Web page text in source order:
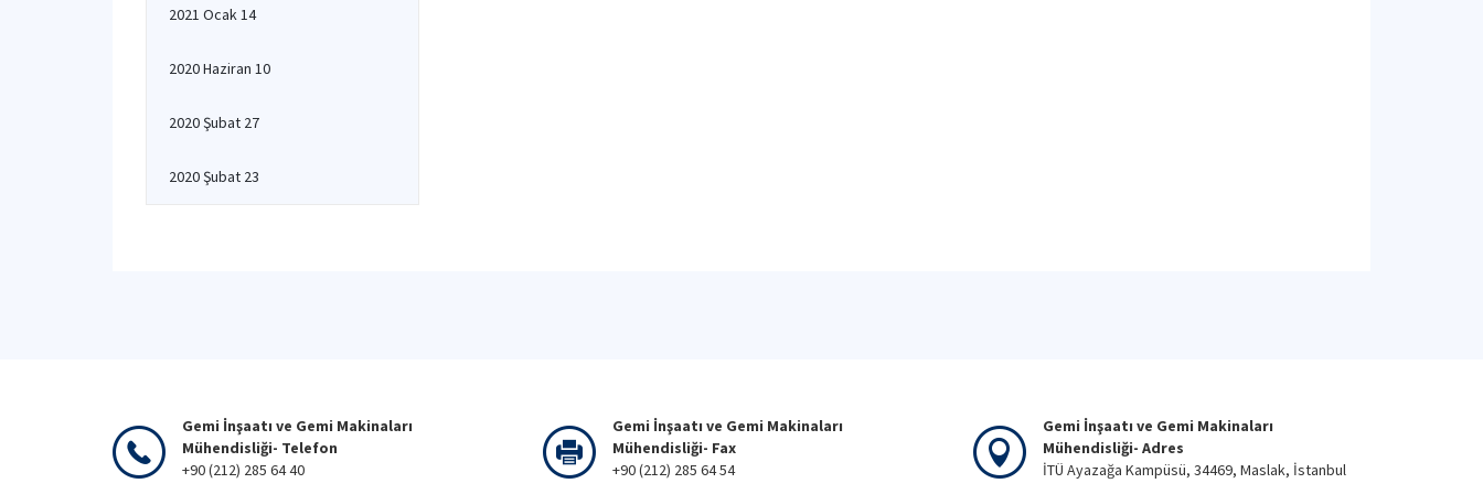
2021 Ocak 14
2020 Haziran 10
2020 Şubat 27
2020 Şubat 23
Gemi İnşaatı ve Gemi Makinaları
Mühendisliği- Telefon
+90 (212) 285 64 40
Gemi İnşaatı ve Gemi Makinaları
Mühendisliği- Fax
+90 (212) 285 64 54
Gemi İnşaatı ve Gemi Makinaları
Mühendisliği- Adres
İTÜ Ayazağa Kampüsü, 34469, Maslak, İstanbul